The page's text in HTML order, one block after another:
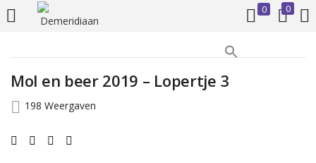
0 0
INLOGGEN REGISTREREN
Voer uw gebruikersnaam en wachtwoord in om in te loggen.
Mol en beer 2019 – Lopertje 3
198 Weergaven